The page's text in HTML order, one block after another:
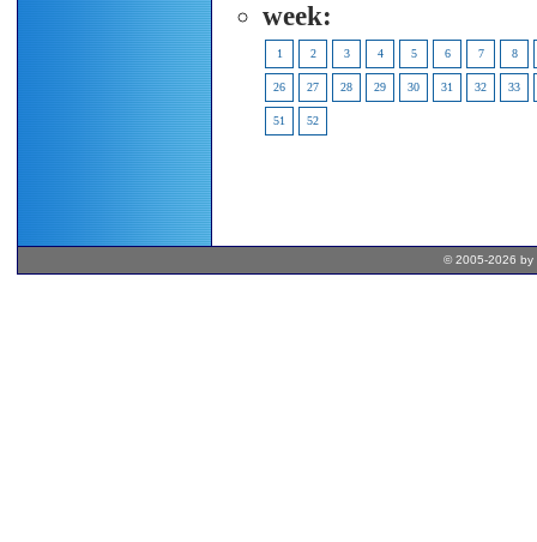
week:
1 2 3 4 5 6 7 8
26 27 28 29 30 31 32 33
51 52
© 2005-2026 by